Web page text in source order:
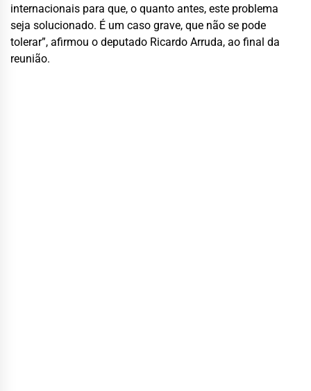
internacionais para que, o quanto antes, este problema
seja solucionado. É um caso grave, que não se pode
tolerar”, afirmou o deputado Ricardo Arruda, ao final da
reunião.